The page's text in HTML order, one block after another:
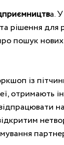
а.
рішення для
пошук
із
отримають